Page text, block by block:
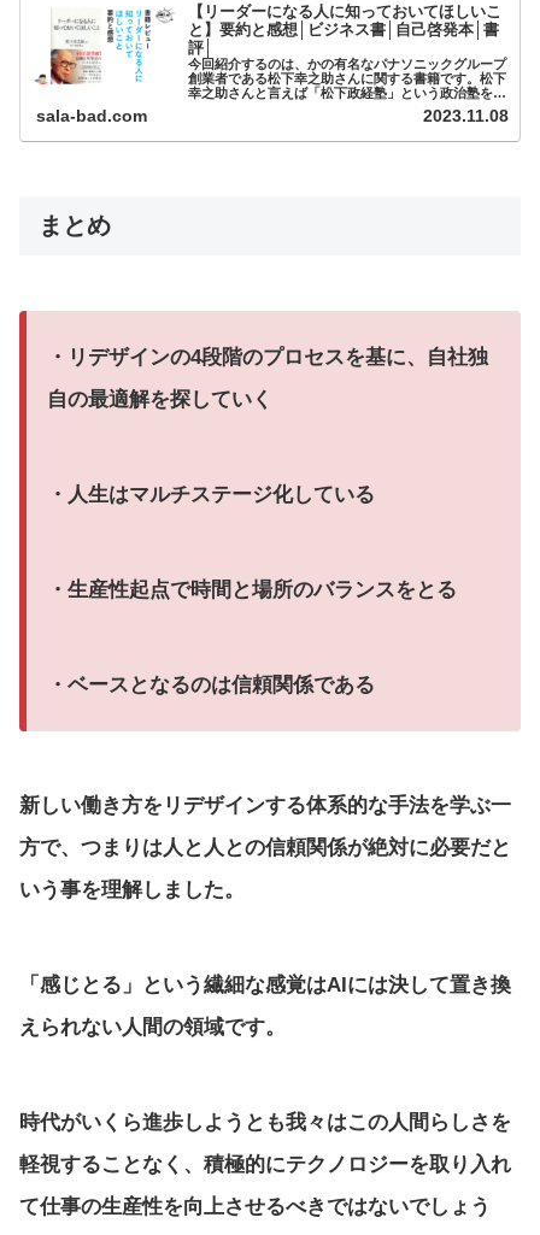
【リーダーになる人に知っておいてほしいこ
と】要約と感想│ビジネス書│自己啓発本│書
評│
今回紹介するのは、かの有名なパナソニックグループ
創業者である松下幸之助さんに関する書籍です。松下
幸之助さんと言えば「松下政経塾」という政治塾を設
立し、各業界へ著名人を輩出してきたことでも有名で
sala-bad.com 2023.11.08
まとめ
・リデザインの4段階のプロセスを基に、自社独
自の最適解を探していく
・人生はマルチステージ化している
・生産性起点で時間と場所のバランスをとる
・ベースとなるのは信頼関係である
新しい働き方をリデザインする体系的な手法を学ぶ一
方で、つまりは人と人との信頼関係が絶対に必要だと
いう事を理解しました。
「感じとる」という繊細な感覚はAIには決して置き換
えられない人間の領域です。
時代がいくら進歩しようとも我々はこの人間らしさを
軽視することなく、積極的にテクノロジーを取り入れ
て仕事の生産性を向上させるべきではないでしょう